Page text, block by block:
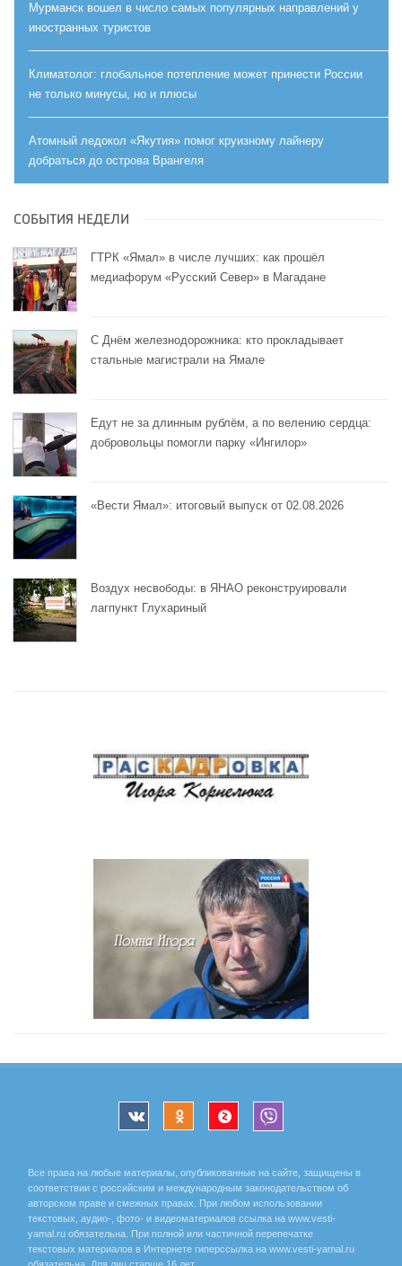
Мурманск вошел в число самых популярных направлений у
иностранных туристов
Климатолог: глобальное потепление может принести России
не только минусы, но и плюсы
Атомный ледокол «Якутия» помог круизному лайнеру
добраться до острова Врангеля
СОБЫТИЯ НЕДЕЛИ
ГТРК «Ямал» в числе лучших: как прошёл
медиафорум «Русский Север» в Магадане
С Днём железнодорожника: кто прокладывает
стальные магистрали на Ямале
Едут не за длинным рублём, а по велению сердца:
добровольцы помогли парку «Ингилор»
«Вести Ямал»: итоговый выпуск от 02.08.2026
Воздух несвободы: в ЯНАО реконструировали
лагпункт Глухариный
Все права на любые материалы, опубликованные на сайте, защищены в
соответствии с российским и международным законодательством об
авторском праве и смежных правах. При любом использовании
текстовых, аудио-, фото- и видеоматериалов ссылка на www.vesti-
yamal.ru обязательна. При полной или частичной перепечатке
текстовых материалов в Интернете гиперссылка на www.vesti-yamal.ru